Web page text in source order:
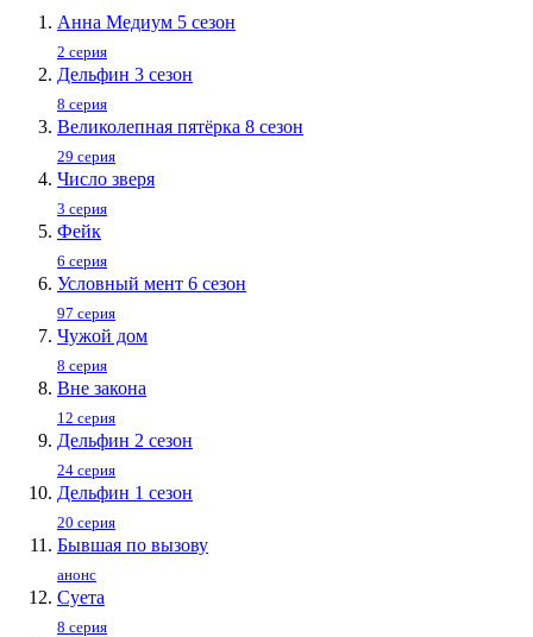
Анна Медиум 5 сезон
2 серия
Дельфин 3 сезон
8 серия
Великолепная пятёрка 8 сезон
29 серия
Число зверя
3 серия
Фейк
6 серия
Условный мент 6 сезон
97 серия
Чужой дом
8 серия
Вне закона
12 серия
Дельфин 2 сезон
24 серия
Дельфин 1 сезон
20 серия
Бывшая по вызову
анонс
Суета
8 серия